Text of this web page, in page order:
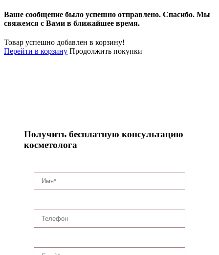
Ваше сообщение было успешно отправлено. Спасибо. Mы
свяжемся с Вами в ближайшее время.
Товар успешно добавлен в корзину!
Перейти в корзину Продолжить покупки
Получить бесплатную консультацию
косметолога